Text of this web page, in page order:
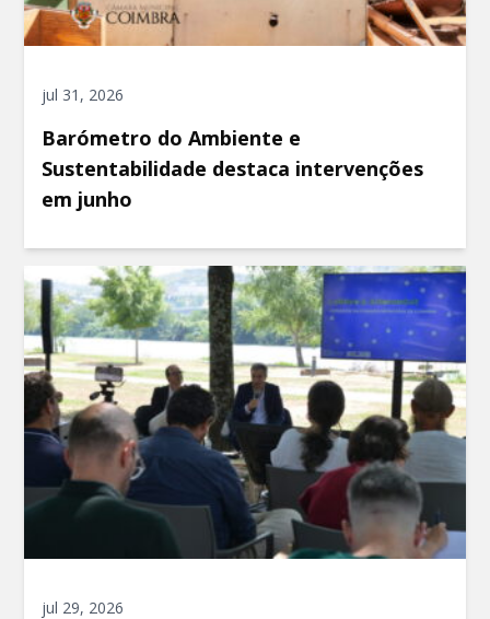
jul 31, 2026
Barómetro do Ambiente e
Sustentabilidade destaca intervenções
em junho
jul 29, 2026